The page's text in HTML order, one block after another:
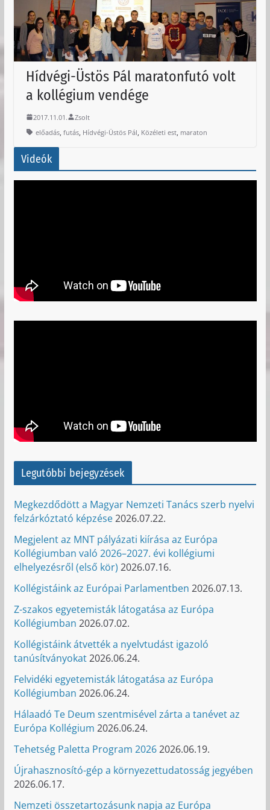
Hídvégi-Üstös Pál maratonfutó volt
a kollégium vendége
2017.11.01.
Zsolt
előadás, futás, Hídvégi-Üstös Pál, Közéleti est, maraton
Videók
Legutóbbi bejegyzések
Megkezdődött a Magyar Nemzeti Tanács szerb nyelvi
felzárkóztató képzése2026.07.22.
Megjelent az MNT pályázati kiírása az Európa
Kollégiumban való 2026–2027. évi kollégiumi
elhelyezésről (első kör) 2026.07.16.
Kollégistáink az Európai Parlamentben 2026.07.13.
Z-szakos egyetemisták látogatása az Európa
Kollégiumban 2026.07.02.
Kollégistáink átvették a nyelvtudást igazoló
tanúsítványokat2026.06.24.
Felvidéki egyetemisták látogatása az Európa
Kollégiumban 2026.06.24.
Hálaadó Te Deum szentmisével zárta a tanévet az
Európa Kollégium 2026.06.24.
Tehetség Paletta Program 20262026.06.19.
Újrahasznosító-gép a környezettudatosság jegyében
2026.06.17.
Nemzeti összetartozásunk napja az Európa